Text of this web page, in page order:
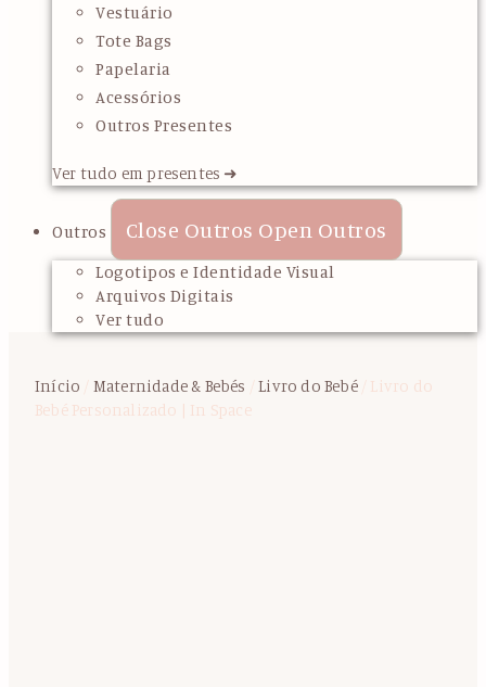
Vestuário
Tote Bags
Papelaria
Acessórios
Outros Presentes
Ver tudo em presentes ➜
Outros Close Outros Open Outros
Logotipos e Identidade Visual
Arquivos Digitais
Ver tudo
Início Maternidade & Bebés /Livro do Bebé/ Livro do
Bebé Personalizado | In Space